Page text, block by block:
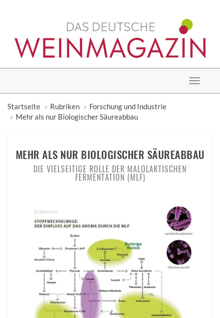
Toggle
Startseite
Rubriken
Forschung und Industrie
Mehr als nur Biologischer Säureabbau
MEHR ALS NUR BIOLOGISCHER SÄUREABBAU
DIE VIELSEITIGE ROLLE DER MALOLAKTISCHEN
FERMENTATION (MLF)